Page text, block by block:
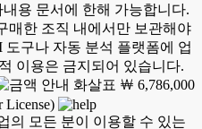
내용 문서에 한해 가능합니다.
매한 조직 내에서만 보관해야
구나 자동 분석 플랫폼에 업
이용은 금지되어 있습니다.
￦ 6,786,000
License)
의 모든 분이 이용할 수 있는